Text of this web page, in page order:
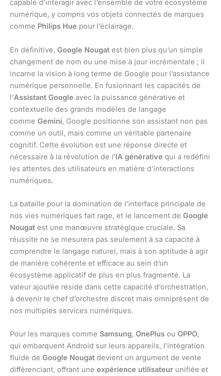
capable d’interagir avec l’ensemble de votre écosystème
numérique, y compris vos objets connectés de marques
comme Philips Hue pour l’éclairage.
En définitive, Google Nougat est bien plus qu’un simple
changement de nom ou une mise à jour incrémentale ; il
incarne la vision à long terme de Google pour l’assistance
numérique personnelle. En fusionnant les capacités de
l’Assistant Google avec la puissance générative et
contextuelle des grands modèles de langage
comme Gemini, Google positionne son assistant non pas
comme un outil, mais comme un véritable partenaire
cognitif. Cette évolution est une réponse directe et
nécessaire à la révolution de l’IA générative qui a redéfini
les attentes des utilisateurs en matière d’interactions
numériques.
La bataille pour la domination de l’interface principale de
nos vies numériques fait rage, et le lancement de Google
Nougat est une manœuvre stratégique cruciale. Sa
réussite ne se mesurera pas seulement à sa capacité à
comprendre le langage naturel, mais à son aptitude à agir
de manière cohérente et efficace au sein d’un
écosystème applicatif de plus en plus fragmenté. La
valeur ajoutée réside dans cette capacité d’orchestration,
à devenir le chef d’orchestre discret mais omniprésent de
nos multiples services numériques.
Pour les marques comme Samsung, OnePlus ou OPPO,
qui embarquent Android sur leurs appareils, l’intégration
fluide de Google Nougat devient un argument de vente
différenciant, offrant une expérience utilisateur unifiée et